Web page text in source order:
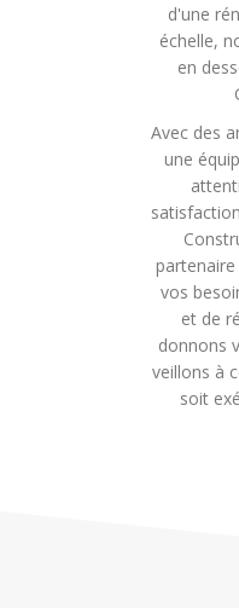
d'une
échelle,
en
Avec des
une
vos
et de
donnons
veillons à
soit